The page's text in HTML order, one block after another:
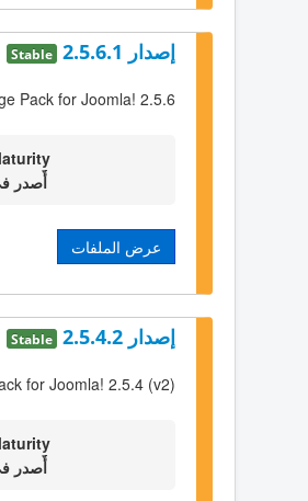
إصدار 2.5.6.1 Stable
Pack for Joomla! 2.5.6
أٌصدر
عرض الملفات
إصدار 2.5.4.2 Stable
for Joomla! 2.5.4 (v2)
أٌصدر